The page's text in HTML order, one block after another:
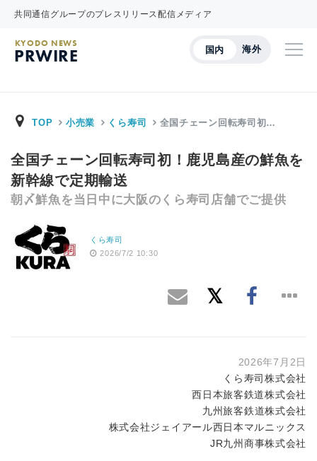
共同通信グループのプレスリリース配信メディア
国内 海外
KYODO NEWS
PRWIRE
TOP 小売業 くら寿司 全国チェーン回転寿司初…
全国チェーン回転寿司初！鹿児島産の鮮魚を
新幹線で定期輸送
朝〆鮮魚を当日中に大阪のくら寿司店舗でご提供
くら寿司
2026/7/2 10:30
2026年7月2日
くら寿司株式会社
西日本旅客鉄道株式会社
九州旅客鉄道株式会社
株式会社ジェイアール西日本マルニックス
JR九州商事株式会社